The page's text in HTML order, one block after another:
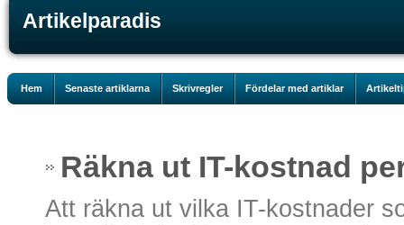
Artikelparadis
Hem Senaste artiklarna Skrivregler Fördelar med artiklar
Räkna ut IT-kostnad
Att räkna ut vilka IT-kostnader